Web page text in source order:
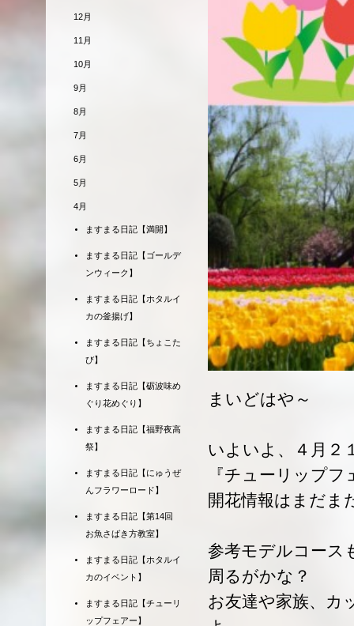
まいどはや～
いよいよ、４月２
『チューリップ
開花情報はまだま
参考モデルコース
周るがかな？
お友達や家族、カ
12月
11月
10月
9月
8月
7月
6月
5月
4月
ますまる日記【満開】
ますまる日記【ゴールデ
ンウィーク】
ますまる日記【ホタルイ
カの釜揚げ】
ますまる日記【ちょこた
び】
ますまる日記【砺波味め
ぐり花めぐり】
ますまる日記【福野夜高
祭】
ますまる日記【にゅうぜ
んフラワーロード】
ますまる日記【第14回
お魚さばき方教室】
ますまる日記【ホタルイ
カのイベント】
ますまる日記【チューリ
ップフェアー】